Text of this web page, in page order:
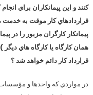
كنند و اين پيمانكاران براي
قراردادهاي كار موقت به
پيمانكار كارگران مزبور را در
همان كارگاه يا كارگاه هاي ديگر
قرارداد كار دائم خواهد شد ؟
در مواردي كه واحدها و مؤسسات